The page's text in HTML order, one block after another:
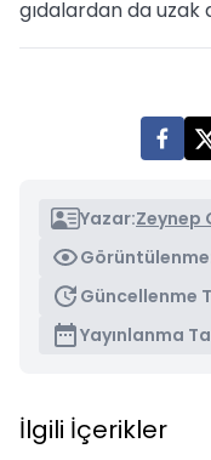
gıdalardan da uzak
Yazar:Zeynep
Güncellenme
Yayınlanma
İlgili İçerikler